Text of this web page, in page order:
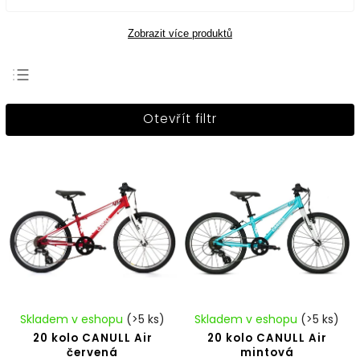
Zobrazit více produktů
Nejprodávanější
Otevřít filtr
20 kolo CANULL Air
červená
Skladem v eshopu (>5 ks)
20 kolo CANULL Air
mintová
Skladem v eshopu (>5 ks)